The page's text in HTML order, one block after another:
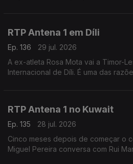
RTP Antena 1 em Díli
Ep. 136
29 jul. 2026
A ex-atleta Rosa Mota vai a Timor-
Internacional de Díli. É uma das
RTP Antena 1 no Kuwait
Ep. 135
28 jul. 2026
Cinco meses depois de começar o
Miguel Pereira conversa com Rui